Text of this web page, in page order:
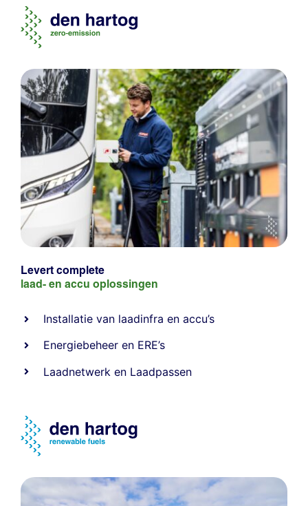
Levert complete
laad- en accu oplossingen
Installatie van laadinfra en accu’s
Energiebeheer en ERE’s
Laadnetwerk en Laadpassen